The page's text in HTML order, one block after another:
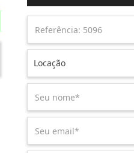
Locação